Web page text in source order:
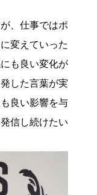
、仕事ではポ
変えていった
も良い変化が
した言葉が実
良い影響を与
信し続けたい